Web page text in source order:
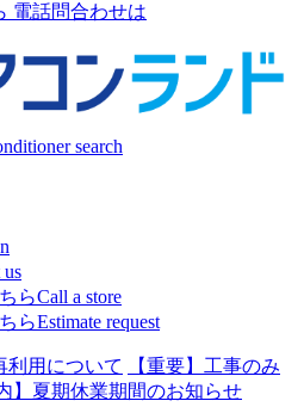
電話問合わせは
search
us
らCall a store
らEstimate request
利用について
【重要】工事のみ
】夏期休業期間のお知らせ